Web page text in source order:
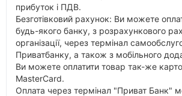
прибуток і ПДВ.
Безготівковий рахунок: Ви можете
будь-якого банку, з розрахункового
організації, через термінал
Приватбанку, а також з мобільного
Ви можете оплатити товар так-же
MasterCard.
Оплата через термінал "Приват Банк"